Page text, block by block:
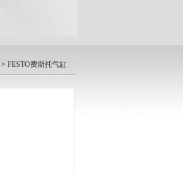
> FESTO费斯托气缸